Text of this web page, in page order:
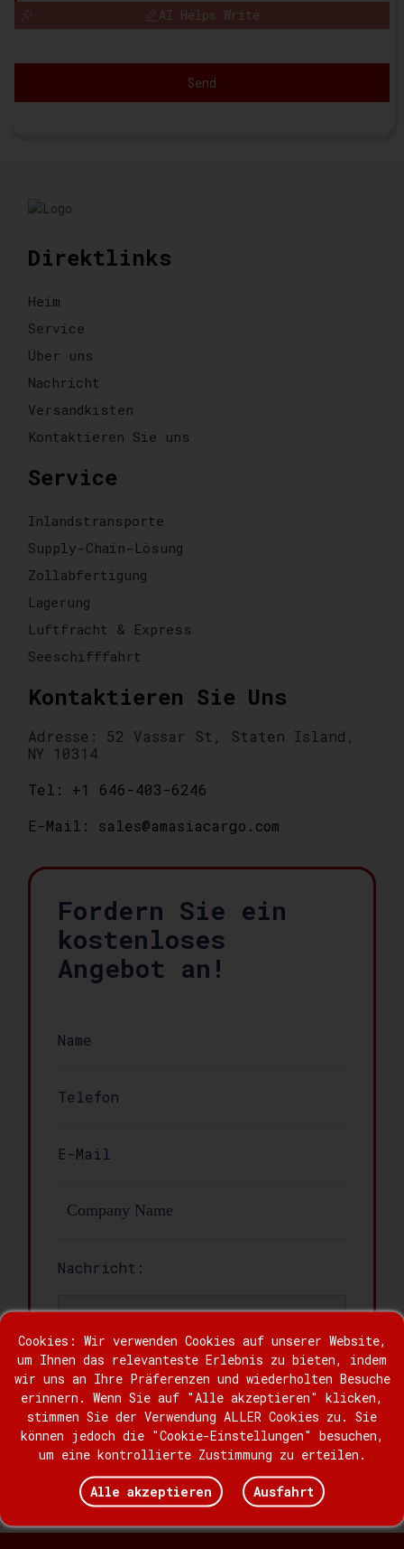
AI Helps Write
Send
Direktlinks
Heim
Service
Über uns
Nachricht
Versandkisten
Kontaktieren Sie uns
Service
Inlandstransporte
Supply-Chain-Lösung
Zollabfertigung
Lagerung
Luftfracht & Express
Seeschifffahrt
Kontaktieren Sie Uns
Adresse: 52 Vassar St, Staten Island,
NY 10314
Tel: +1 646-403-6246
E-Mail: sales@amasiacargo.com
Fordern Sie ein
kostenloses
Angebot an!
Nachricht:
Aussenden
Cookies: Wir verwenden Cookies auf unserer Website,
um Ihnen das relevanteste Erlebnis zu bieten, indem
wir uns an Ihre Präferenzen und wiederholten Besuche
erinnern. Wenn Sie auf "Alle akzeptieren" klicken,
stimmen Sie der Verwendung ALLER Cookies zu. Sie
können jedoch die "Cookie-Einstellungen" besuchen,
um eine kontrollierte Zustimmung zu erteilen.
Alle akzeptieren Ausfahrt